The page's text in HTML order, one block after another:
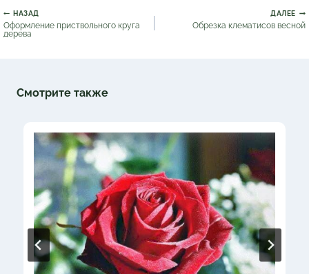
Навигация
по
записям
НАЗАД
Оформление приствольного круга
дерева
ДАЛЕЕ
Обрезка клематисов весной
Смотрите также